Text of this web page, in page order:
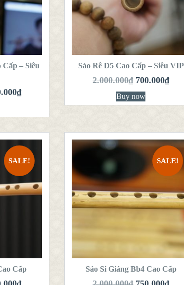
Cấp – Siêu
₫
VIEW DETAILS
THÊM VÀO GIỎ
HÀNG
Sáo Rê D5 Cao Cấp – Siêu VIP
2.000.000₫ 700.000₫
Buy now
SALE!
Cấp
SALE!
QUICK LOOK
THÊM VÀO GIỎ
Sáo Si Giáng Bb4 Cao Cấp